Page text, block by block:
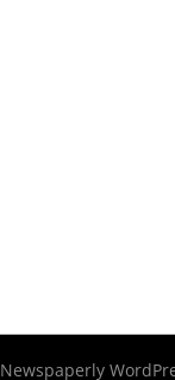
Newspaperly